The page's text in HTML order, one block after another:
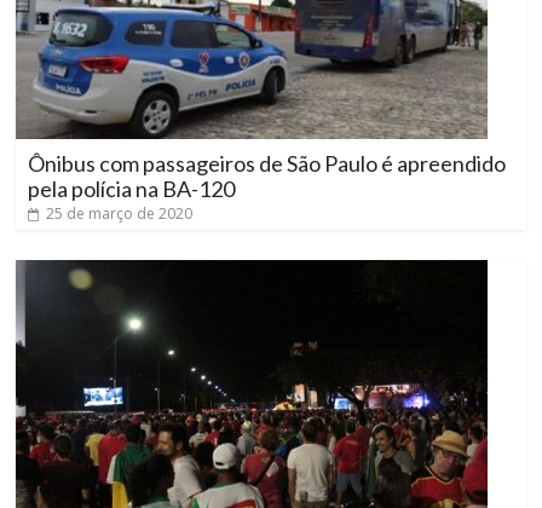
Ônibus com passageiros de São Paulo é apreendido
pela polícia na BA-120
25 de março de 2020